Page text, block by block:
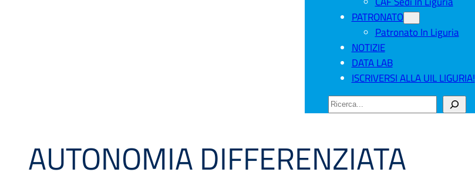
PATRONATO
Patronato In Liguria
NOTIZIE
DATA LAB
ISCRIVERSI ALLA UIL LIGURIA!
CERCA
AUTONOMIA DIFFERENZIATA